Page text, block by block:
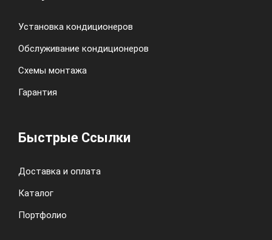
Установка кондиционеров
Обслуживание кондиционеров
Схемы монтажа
Гарантия
Быстрые Ссылки
Доставка и оплата
Каталог
Портфолио